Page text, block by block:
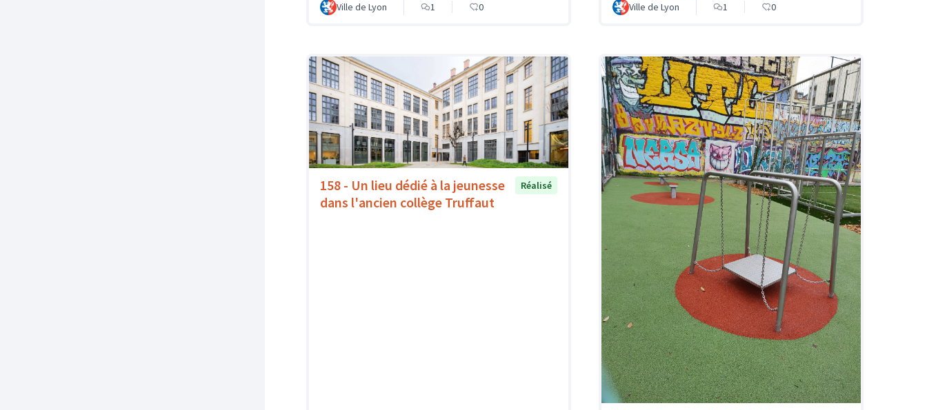
Ville de Lyon 1 0 Ville de Lyon 1 0
158 - Un lieu dédié à la jeunesse
dans l'ancien collège Truffaut
Réalisé